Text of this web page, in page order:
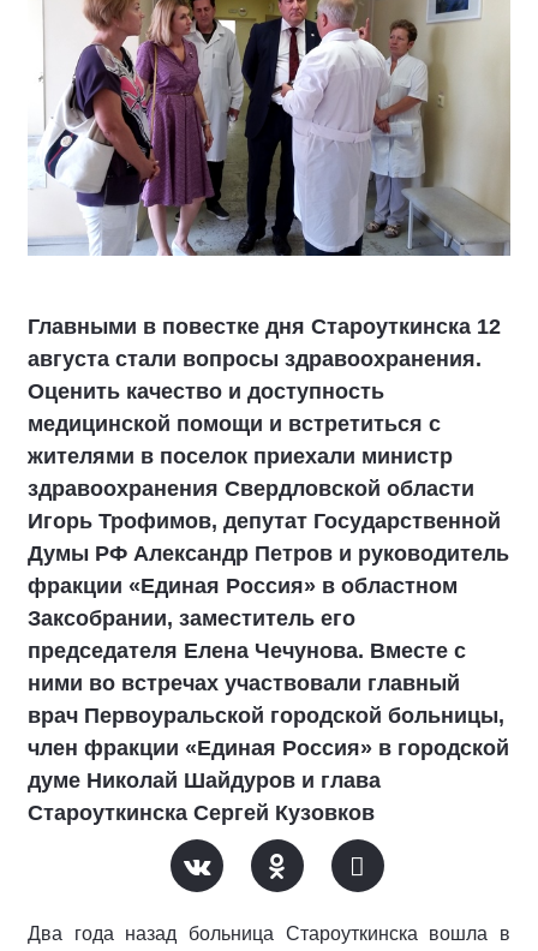
Главными в повестке дня Староуткинска 12
августа стали вопросы здравоохранения.
Оценить качество и доступность
медицинской помощи и встретиться с
жителями в поселок приехали министр
здравоохранения Свердловской области
Игорь Трофимов, депутат Государственной
Думы РФ Александр Петров и руководитель
фракции «Единая Россия» в областном
Заксобрании, заместитель его
председателя Елена Чечунова. Вместе с
ними во встречах участвовали главный
врач Первоуральской городской больницы,
член фракции «Единая Россия» в городской
думе Николай Шайдуров и глава
Староуткинска Сергей Кузовков
Два года назад больница Староуткинска вошла в